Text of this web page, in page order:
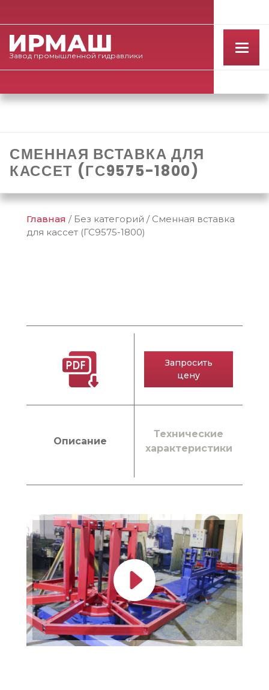
Завод промышленной гидравлики
СМЕННАЯ ВСТАВКА ДЛЯ
КАССЕТ (ГС9575-1800)
Главная / Без категорий / Сменная вставка
для кассет (ГС9575-1800)
Описание
Технические
характеристики
Запросить
цену